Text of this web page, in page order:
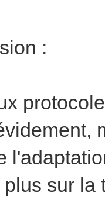
:
plus sur la